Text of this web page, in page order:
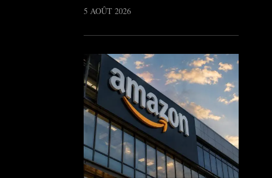
5 AOÛT 2026